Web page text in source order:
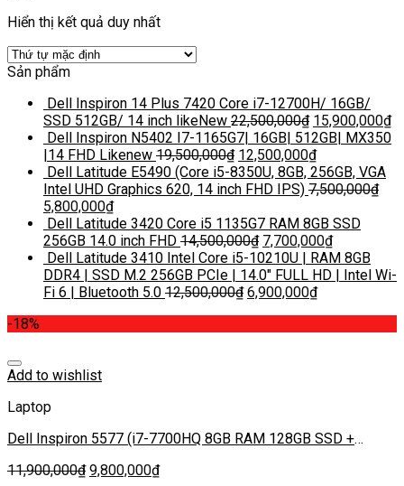
Hiển thị kết quả duy nhất
Sản phẩm
Dell Inspiron 14 Plus 7420 Core i7-12700H/ 16GB/
SSD 512GB/ 14 inch likeNew 22,500,000₫ 15,900,000₫
Dell Inspiron N5402 I7-1165G7| 16GB| 512GB| MX350
|14 FHD Likenew 19,500,000₫ 12,500,000₫
Dell Latitude E5490 (Core i5-8350U, 8GB, 256GB, VGA
Intel UHD Graphics 620, 14 inch FHD IPS) 7,500,000₫
5,800,000₫
Dell Latitude 3420 Core i5 1135G7 RAM 8GB SSD
256GB 14.0 inch FHD 14,500,000₫ 7,700,000₫
Dell Latitude 3410 Intel Core i5-10210U | RAM 8GB
DDR4 | SSD M.2 256GB PCIe | 14.0″ FULL HD | Intel Wi-
Fi 6 | Bluetooth 5.0 12,500,000₫ 6,900,000₫
-18%
Add to wishlist
Laptop
Dell Inspiron 5577 (i7-7700HQ 8GB RAM 128GB SSD +
11,900,000₫ 9,800,000₫